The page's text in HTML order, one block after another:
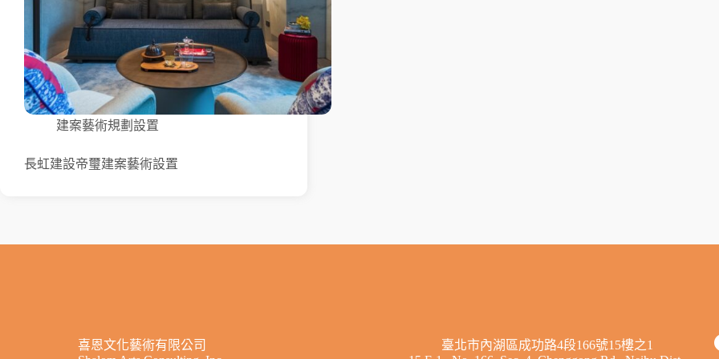
建案藝術規劃設置
長虹建設帝璽建案藝術設置
喜恩文化藝術有限公司
臺北市內湖區成功路4段166號15樓之1